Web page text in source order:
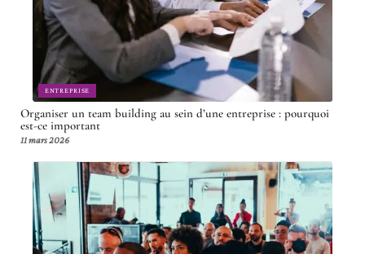
ENTREPRISE
Organiser un team building au sein d’une entreprise : pourquoi
est-ce important
11 mars 2026